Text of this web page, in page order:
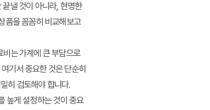
낼 것이 아니라, 현명한
품을 꼼꼼히 비교해보고
는 가계에 큰 부담으로
기서 중요한 것은 단순히
히 검토해야 합니다.
높게 설정하는 것이 중요